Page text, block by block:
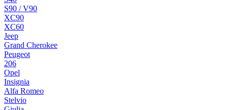
S90 / V90
XC90
XC60
Jeep
Grand Cherokee
Peugeot
206
Opel
Insignia
Alfa Romeo
Stelvio